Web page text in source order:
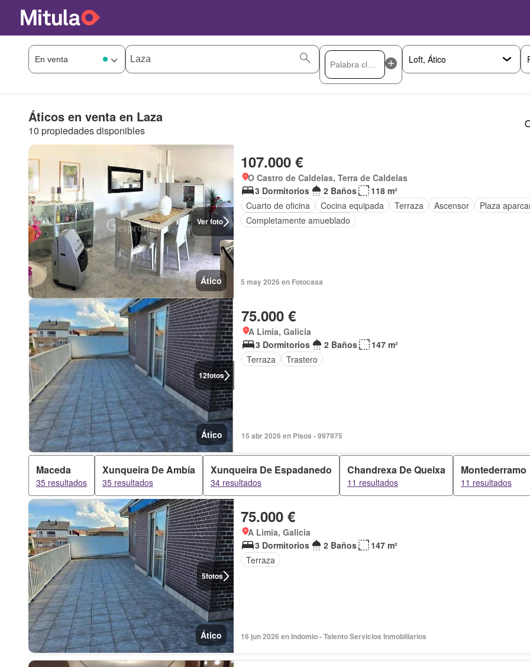
Áticos en venta en Laza
10 propiedades disponibles
Ver foto
Ático
107.000 €
O Castro de Caldelas, Terra de Caldelas
3 Dormitorios
2 Baños
118 m²
Cuarto de oficina
Cocina equipada Terraza Ascensor Plaza
Completamente amueblado
5 may 2026 en Fotocasa
12fotos
Ático
75.000 €
A Limia, Galicia
3 Dormitorios
2 Baños
147 m²
Terraza
Trastero
15 abr 2026 en Pisos - 997975
Maceda
35 resultados
Xunqueira De Ambía
35 resultados
Xunqueira De Espadanedo
34 resultados
Chandrexa De Queixa
11 resultados
Montederramo
11 resultados
5fotos
Ático
75.000 €
A Limia, Galicia
3 Dormitorios
2 Baños
147 m²
Terraza
16 jun 2026 en Indomio - Talento Servicios Inmobiliarios